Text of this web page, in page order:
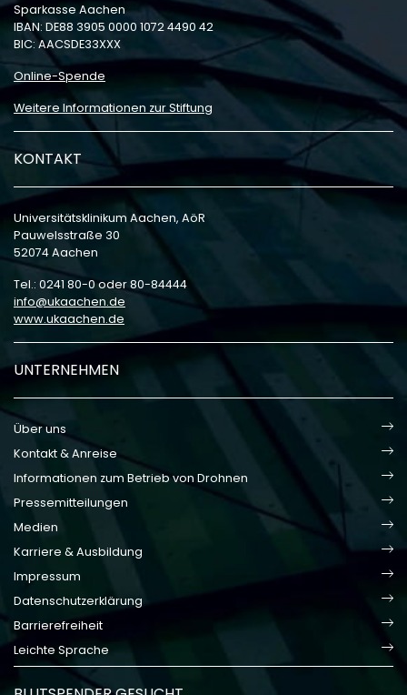
Sparkasse Aachen
IBAN: DE88 3905 0000 1072 4490 42
BIC: AACSDE33XXX
Online-Spende
Weitere Informationen zur Stiftung
KONTAKT
Universitätsklinikum Aachen, AöR
Pauwelsstraße 30
52074 Aachen
Tel.: 0241 80-0 oder 80-84444
info
ukaachen de
www.ukaachen.de
UNTERNEHMEN
Über uns
Kontakt & Anreise
Informationen zum Betrieb von Drohnen
Pressemitteilungen
Medien
Karriere & Ausbildung
Impressum
Datenschutzerklärung
Barrierefreiheit
Leichte Sprache